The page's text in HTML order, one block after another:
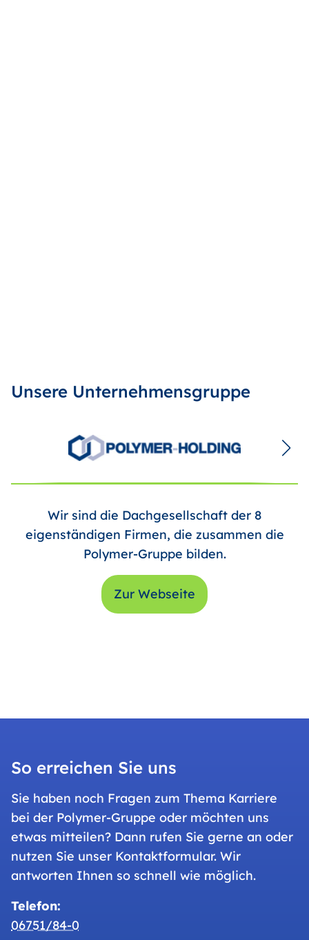
Unsere Unternehmensgruppe
Wir sind die Dachgesellschaft der 8
eigenständigen Firmen, die zusammen die
Polymer-Gruppe bilden.
Zur Webseite
So erreichen Sie uns
Sie haben noch Fragen zum Thema Karriere
bei der Polymer-Gruppe oder möchten uns
etwas mitteilen? Dann rufen Sie gerne an oder
nutzen Sie unser Kontaktformular. Wir
antworten Ihnen so schnell wie möglich.
Telefon:
06751/84-0